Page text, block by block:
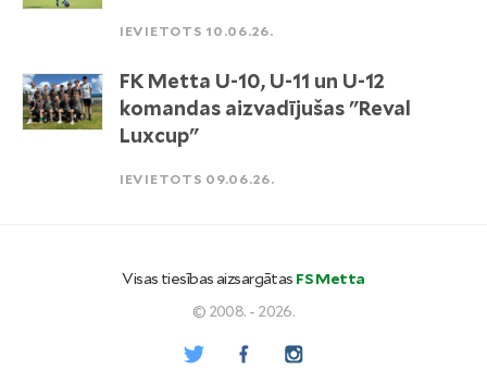
IEVIETOTS 10.06.26.
FK Metta U-10, U-11 un U-12
komandas aizvadījušas "Reval
Luxcup"
IEVIETOTS 09.06.26.
Visas tiesības aizsargātas FS Metta
© 2008. - 2026.